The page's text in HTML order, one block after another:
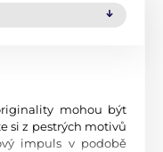
mohou být
si z pestrých motivů
impuls v podobě